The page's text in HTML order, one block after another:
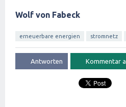
Wolf von Fabeck
erneuerbare energien stromnetz